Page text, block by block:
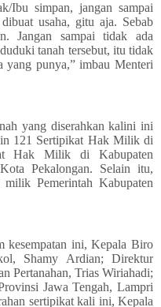
Ibu simpan, jangan sampai
usaha, gitu aja. Sebab
Jangan sampai tidak ada
tanah tersebut, itu tidak
yang punya,” imbau Menteri
yang diserahkan kalini ini
121 Sertipikat Hak Milik di
Hak Milik di Kabupaten
Pekalongan. Selain itu,
Pemerintah Kabupaten
kesempatan ini, Kepala Biro
Shamy Ardian; Direktur
Pertanahan, Trias Wiriahadi;
Jawa Tengah, Lampri
sertipikat kali ini, Kepala